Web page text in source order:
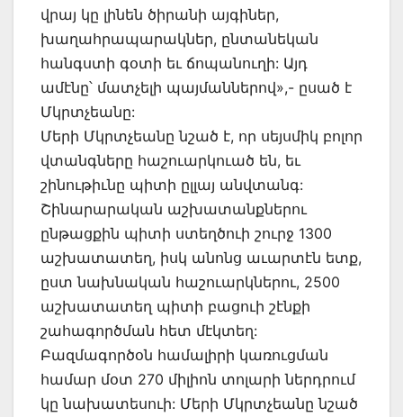
վրայ կը լինեն ծիրանի այգիներ,
խաղահրապարակներ, ընտանեկան
հանգստի գօտի եւ ճոպանուղի: Այդ
ամէնը՝ մատչելի պայմաններով»,- ըսած է
Մկրտչեանը:
Մերի Մկրտչեանը նշած է, որ սեյսմիկ բոլոր
վտանգները հաշուարկուած են, եւ
շինութիւնը պիտի ըլլայ անվտանգ:
Շինարարական աշխատանքներու
ընթացքին պիտի ստեղծուի շուրջ 1300
աշխատատեղ, իսկ անոնց աւարտէն ետք,
ըստ նախնական հաշուարկներու, 2500
աշխատատեղ պիտի բացուի շէնքի
շահագործման հետ մէկտեղ:
Բազմագործօն համալիրի կառուցման
համար մօտ 270 միլիոն տոլարի ներդրում
կը նախատեսուի: Մերի Մկրտչեանը նշած